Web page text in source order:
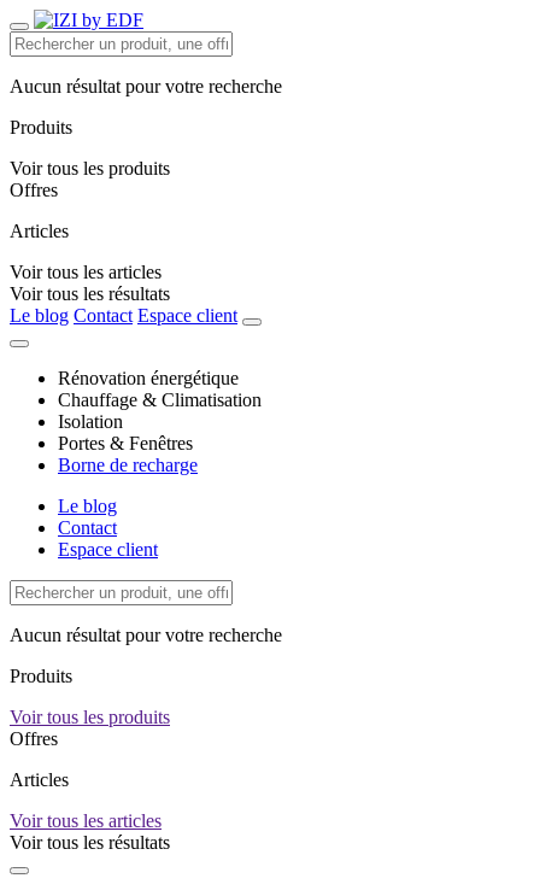
Aucun résultat pour votre recherche
Produits
Voir tous les produits
Offres
Articles
Voir tous les articles
Voir tous les résultats
Le blog Contact Espace client
Rénovation énergétique
Chauffage & Climatisation
Isolation
Portes & Fenêtres
Borne de recharge
Le blog
Contact
Espace client
Aucun résultat pour votre recherche
Produits
Voir tous les produits
Offres
Articles
Voir tous les articles
Voir tous les résultats